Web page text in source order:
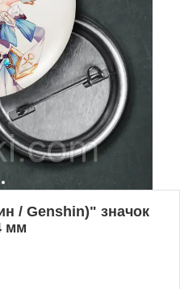
/ Genshin)" значок
мм